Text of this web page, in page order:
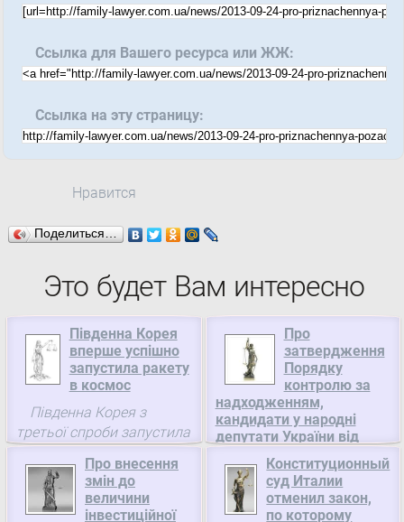
Ссылка для Вашего ресурса или ЖЖ:
Ссылка на эту страницу:
Нравится
Поделиться…
Это будет Вам интересно
Південна Корея
вперше успішно
запустила ракету
в космос
Південна Корея з
третьої спроби запустила
космічний супутник зі
своєї території.Про внесення
змін до
величини
інвестиційної
Про
затвердження
Порядку
контролю за
надходженням,
кандидати у народні
депутати України від
яких зареєстровані в
загальнодержавному
багатомандатному
виборчому окрузі, та
Конституционный
суд Италии
отменил закон,
по которому